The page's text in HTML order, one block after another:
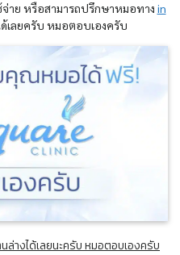
าย หรือสามารถปรึกษาหมอทาง in
เลยครับ หมอตอบเองครับ
ล่างได้เลยนะครับ หมอตอบเองครับ